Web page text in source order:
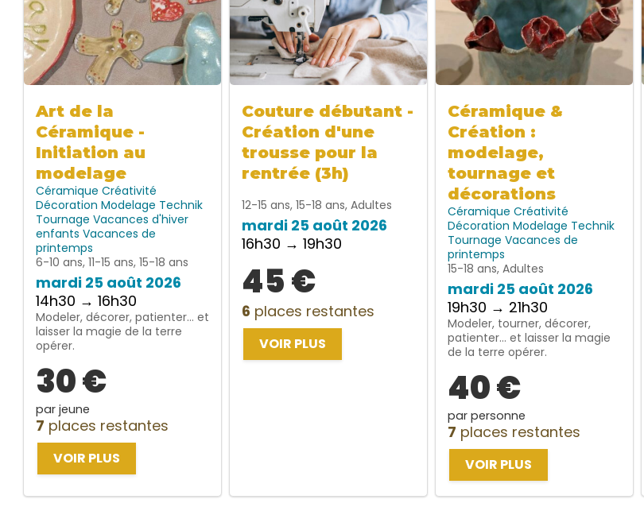
Art de la
Céramique -
Initiation au
modelage
Céramique Créativité
Décoration Modelage Technik
Tournage Vacances d'hiver
enfants Vacances de
printemps
6-10 ans, 11-15 ans, 15-18 ans
mardi 25 août 2026
14h30 → 16h30
Modeler, décorer, patienter… et
laisser la magie de la terre
opérer.
30 €
par jeune
7 places restantes
VOIR PLUS
Couture débutant -
Création d'une
trousse pour la
rentrée (3h)
12-15 ans, 15-18 ans, Adultes
mardi 25 août 2026
16h30 → 19h30
45 €
6 places restantes
VOIR PLUS
Céramique &
Création :
modelage,
tournage et
décorations
Céramique Créativité
Décoration Modelage Technik
Tournage Vacances de
printemps
15-18 ans, Adultes
mardi 25 août 2026
19h30 → 21h30
Modeler, tourner, décorer,
patienter… et laisser la magie
de la terre opérer.
40 €
par personne
7 places restantes
VOIR PLUS